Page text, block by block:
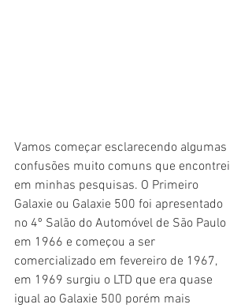
Vamos começar esclarecendo algumas
confusões muito comuns que encontrei
em minhas pesquisas. O Primeiro
Galaxie ou Galaxie 500 foi apresentado
no 4º Salão do Automóvel de São Paulo
em 1966 e começou a ser
comercializado em fevereiro de 1967,
em 1969 surgiu o LTD que era quase
igual ao Galaxie 500 porém mais